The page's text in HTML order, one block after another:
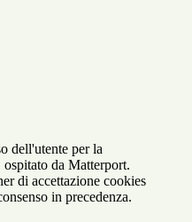
dell'utente per la
da Matterport.
di accettazione cookies
in precedenza.